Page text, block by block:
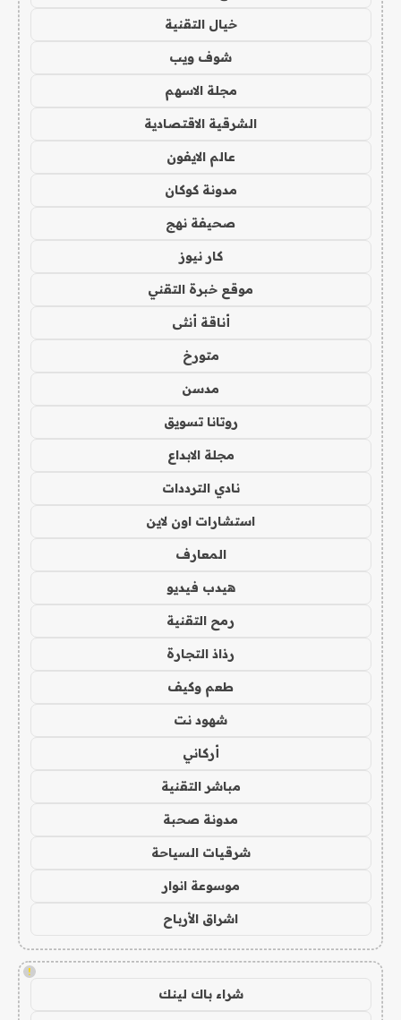
خيال التقنية
شوف ويب
مجلة الاسهم
الشرقية الاقتصادية
عالم الايفون
مدونة كوكان
صحيفة نهج
كار نيوز
موقع خبرة التقني
أناقة أنثى
متورخ
مدسن
روتانا تسويق
مجلة الابداع
نادي الترددات
استشارات اون لاين
المعارف
هيدب فيديو
رمح التقنية
رذاذ التجارة
طعم وكيف
شهود نت
أركاني
مباشر التقنية
مدونة صحبة
شرقيات السياحة
موسوعة انوار
اشراق الأرباح
!
شراء باك لينك